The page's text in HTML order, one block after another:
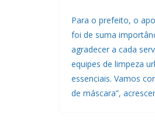
Para o prefeito, o
foi de suma
agradecer a cada
equipes de limpeza
essenciais. Vamos
de máscara”,